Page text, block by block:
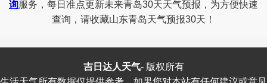
询服务，每日准点更新未来青岛30天天气预报，为方便快速
查询，请收藏山东青岛天气预报30天！
吉日达人天气-版权所有